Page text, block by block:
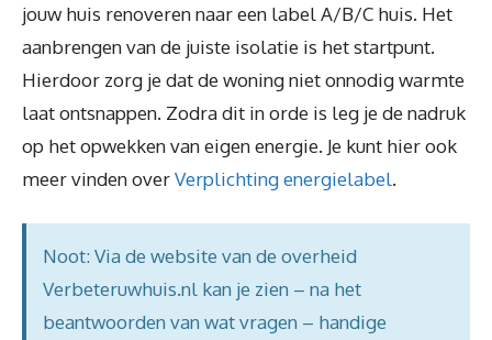
jouw huis renoveren naar een label A/B/C huis. Het
aanbrengen van de juiste isolatie is het startpunt.
Hierdoor zorg je dat de woning niet onnodig warmte
laat ontsnappen. Zodra dit in orde is leg je de nadruk
op het opwekken van eigen energie. Je kunt hier ook
meer vinden overVerplichting energielabel.
Noot: Via de website van de overheid
Verbeteruwhuis.nl kan je zien – na het
beantwoorden van wat vragen – handige